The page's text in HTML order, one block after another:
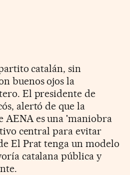
catalán, sin
buenos ojos la
El presidente de
alertó de que la
AENA es una 'maniobra
central para evitar
El Prat tenga un modelo
catalana pública y